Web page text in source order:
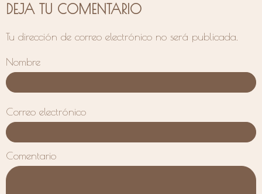
DEJA TU COMENTARIO
Tu dirección de correo electrónico no será publicada.
Nombre
Correo electrónico
Comentario